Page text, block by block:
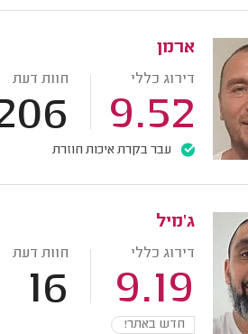
ארמן
דירוג כללי
9.52
חוות דעת
עבר בקרת איכות חוזרת
ג'מיל
דירוג כללי
9.19
חוות דעת
16
חדש באתר!